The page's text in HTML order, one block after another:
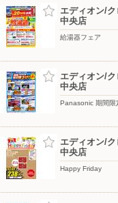
エディオン/
中央店
給湯器フェア
エディオン/
中央店
Panasonic 期間限
エディオン/
中央店
Happy Friday